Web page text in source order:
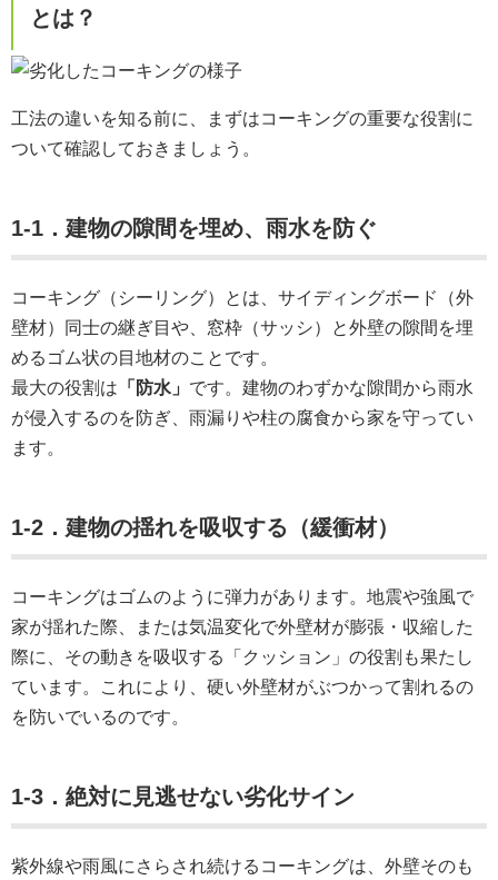
とは？
工法の違いを知る前に、まずはコーキングの重要な役割に
ついて確認しておきましょう。
1-1．建物の隙間を埋め、雨水を防ぐ
コーキング（シーリング）とは、サイディングボード（外
壁材）同士の継ぎ目や、窓枠（サッシ）と外壁の隙間を埋
めるゴム状の目地材のことです。
最大の役割は 「防水」 です。建物のわずかな隙間から雨水
が侵入するのを防ぎ、雨漏りや柱の腐食から家を守ってい
ます。
1-2．建物の揺れを吸収する（緩衝材）
コーキングはゴムのように弾力があります。地震や強風で
家が揺れた際、または気温変化で外壁材が膨張・収縮した
際に、その動きを吸収する「クッション」の役割も果たし
ています。これにより、硬い外壁材がぶつかって割れるの
を防いでいるのです。
1-3．絶対に見逃せない劣化サイン
紫外線や雨風にさらされ続けるコーキングは、外壁そのも